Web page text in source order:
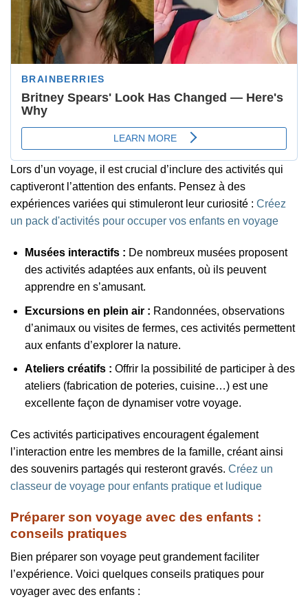
Lors d’un voyage, il est crucial d’inclure des activités qui
captiveront l’attention des enfants. Pensez à des
expériences variées qui stimuleront leur curiosité : Créez
un pack d'activités pour occuper vos enfants en voyage
Musées interactifs : De nombreux musées proposent
des activités adaptées aux enfants, où ils peuvent
apprendre en s’amusant.
Excursions en plein air : Randonnées, observations
d’animaux ou visites de fermes, ces activités permettent
aux enfants d’explorer la nature.
Ateliers créatifs : Offrir la possibilité de participer à des
ateliers (fabrication de poteries, cuisine…) est une
excellente façon de dynamiser votre voyage.
Ces activités participatives encouragent également
l’interaction entre les membres de la famille, créant ainsi
des souvenirs partagés qui resteront gravés. Créez un
classeur de voyage pour enfants pratique et ludique
Préparer son voyage avec des enfants :
conseils pratiques
Bien préparer son voyage peut grandement faciliter
l’expérience. Voici quelques conseils pratiques pour
voyager avec des enfants :